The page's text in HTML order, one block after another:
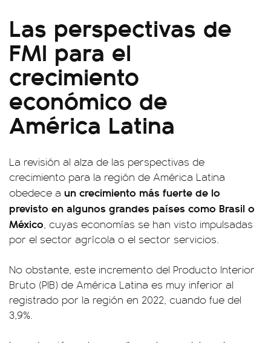
Las perspectivas de
FMI para el
crecimiento
económico de
América Latina
La revisión al alza de las perspectivas de
crecimiento para la región de América Latina
obedece a un crecimiento más fuerte de lo
previsto en algunos grandes países como Brasil o
México, cuyas economías se han visto impulsadas
por el sector agrícola o el sector servicios.
No obstante, este incremento del Producto Interior
Bruto (PIB) de América Latina es muy inferior al
registrado por la región en 2022, cuando fue del
3,9%.